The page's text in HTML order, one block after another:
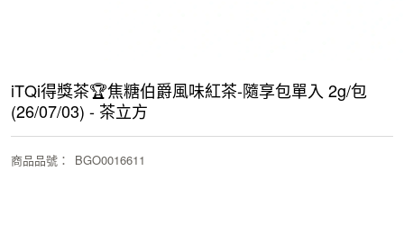
iTQi得獎茶🏆焦糖伯爵風味紅茶-隨享包單入 2g/包
(26/07/03) - 茶立方
商品品號 ： BGO0016611